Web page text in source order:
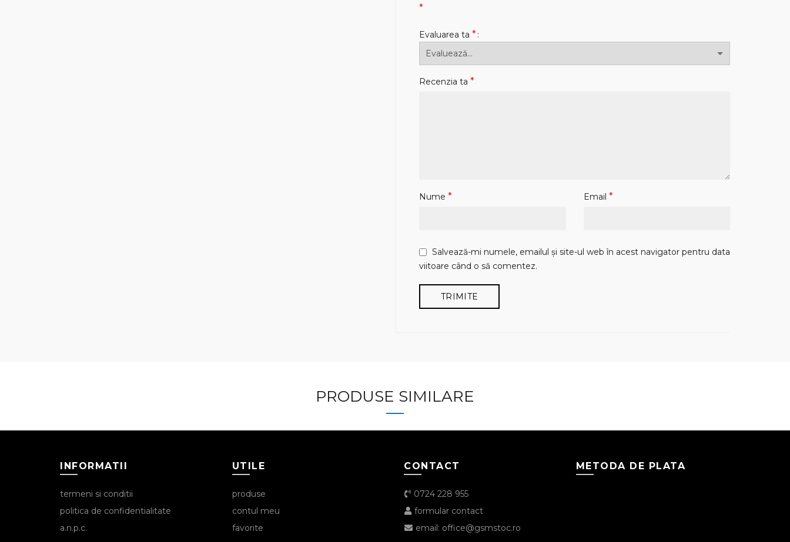
*
Evaluarea ta *
Recenzia ta *
Nume * Email *
Salvează-mi numele, emailul și site-ul web în acest navigator pentru data
viitoare când o să comentez.
PRODUSE SIMILARE
INFORMATII
termeni si conditii
politica de confidentialitate
a.n.p.c.
UTILE
produse
contul meu
favorite
CONTACT
0724 228 955
formular contact
email: office@gsmstoc.ro
METODA DE PLATA